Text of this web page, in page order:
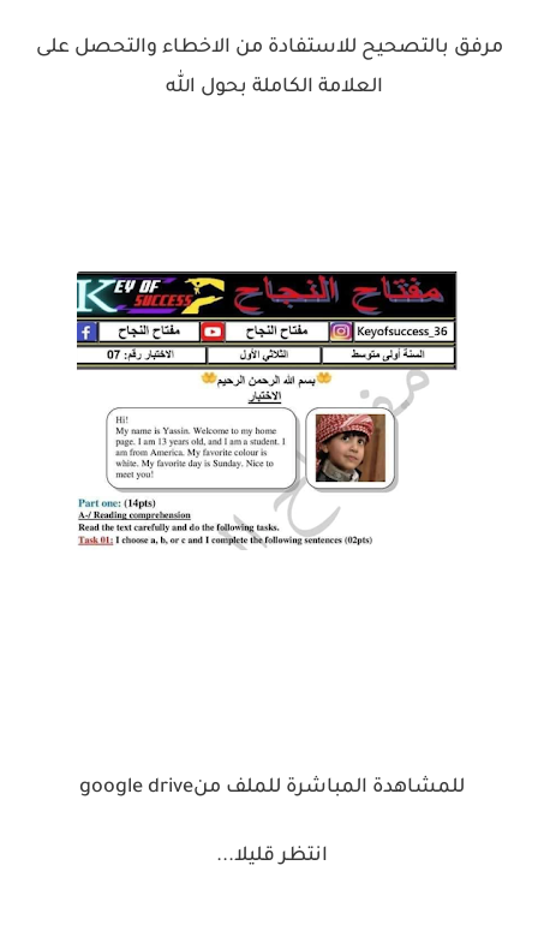
مرفق بالتصحيح للاستفادة من الاخطاء والتحصل على
العلامة الكاملة بحول الله
للمشاهدة المباشرة للملف منgoogle drive
انتظر قليلا...